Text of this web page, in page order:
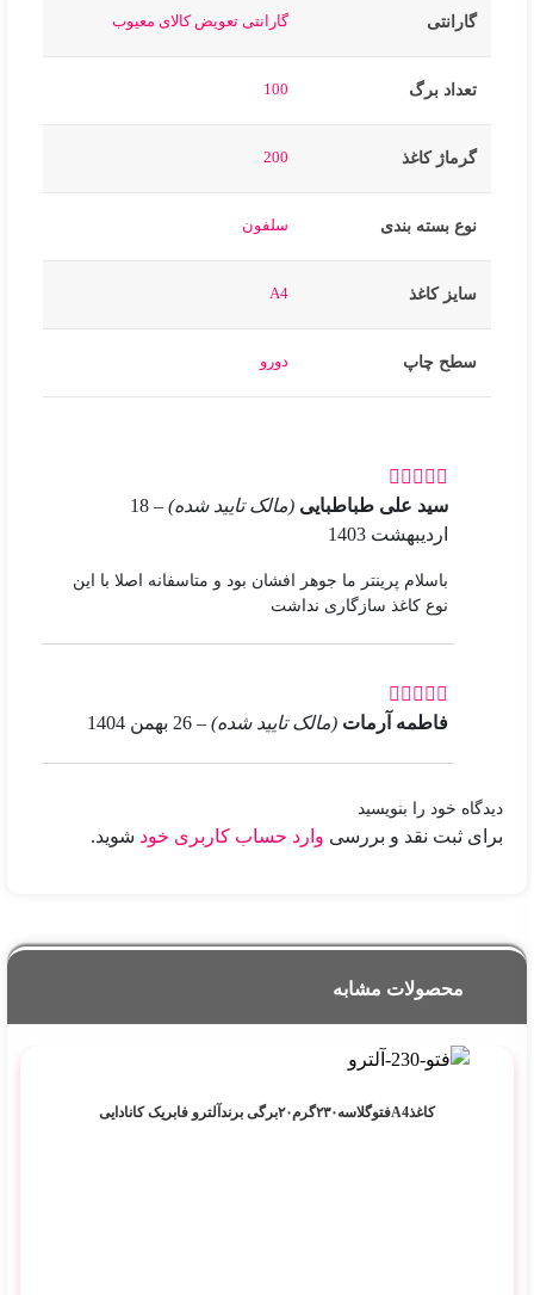
گارانتی گارانتی تعویض کالای معیوب
تعداد برگ 100
گرماژ کاغذ 200
نوع بسته بندی سلفون
سایز کاغذ A4
سطح چاپ دورو
سید علی طباطبایی(مالک تایید شده) –
18
اردیبهشت 1403
باسلام پرینتر ما جوهر افشان بود و متاسفانه اصلا با این
نوع کاغذ سازگاری نداشت
فاطمه آرمات(مالک تایید شده) – 26 بهمن 1404
دیدگاه خود را بنویسید
برای ثبت نقد و بررسی وارد حساب کاربری خود شوید.
محصولات مشابه
کاغذA4فتوگلاسه۲۳۰گرم۲۰برگی برندآلترو فابریک کانادایی